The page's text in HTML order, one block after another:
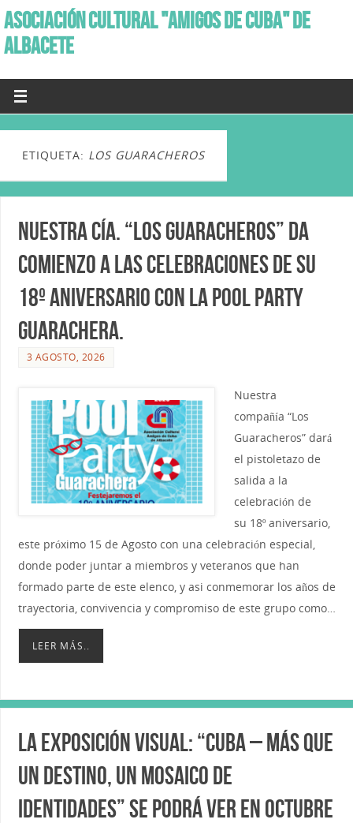
ASOCIACIÓN CULTURAL "AMIGOS DE CUBA" DE
ALBACETE
ETIQUETA: LOS GUARACHEROS
Nuestra Cía. “Los Guaracheros” da
comienzo a las celebraciones de su
18º Aniversario con la Pool Party
Guarachera.
3 AGOSTO, 2026
Nuestra
compañía “Los
Guaracheros” dará
el pistoletazo de
salida a la
celebración de
su 18º aniversario,
este próximo 15 de Agosto con una celebración especial,
donde poder juntar a miembros y veteranos que han
formado parte de este elenco, y asi conmemorar los años de
trayectoria, convivencia y compromiso de este grupo como…
LEER MÁS..
La exposición visual: “Cuba – Más que
un destino, un mosaico de
identidades” se podrá ver en Octubre